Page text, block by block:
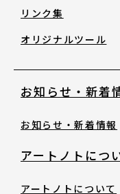
リンク集
オリジナルツール
お知らせ・新着
お知らせ・新着情報
アートノトにつ
アートノトについて